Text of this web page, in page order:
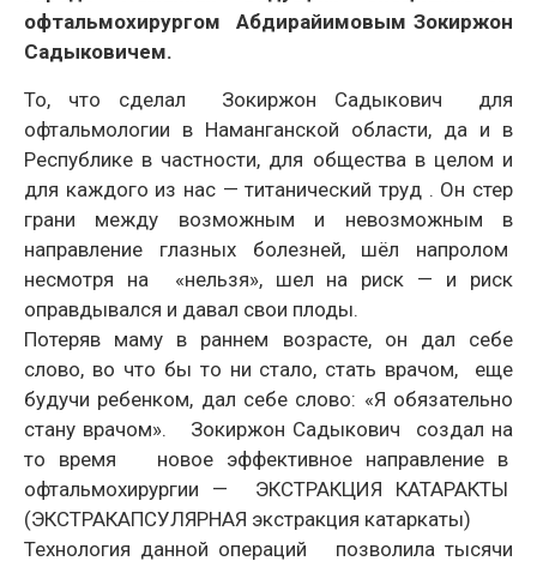
офтальмохирургом Абдирайимовым Зокиржон
Садыковичем.
То, что сделал Зокиржон Садыкович для
офтальмологии в Наманганской области, да и в
Республике в частности, для общества в целом и
для каждого из нас — титанический труд . Он стер
грани между возможным и невозможным в
направление глазных болезней, шёл напролом
несмотря на «нельзя», шел на риск — и риск
оправдывался и давал свои плоды.
Потеряв маму в раннем возрасте, он дал себе
слово, во что бы то ни стало, стать врачом, еще
будучи ребенком, дал себе слово: «Я обязательно
стану врачом». Зокиржон Садыкович создал на
то время новое эффективное направление в
офтальмохирургии — ЭКСТРАКЦИЯ КАТАРАКТЫ
(ЭКСТРАКАПСУЛЯРНАЯ экстракция катаркаты)
Технология данной операций позволила тысячи